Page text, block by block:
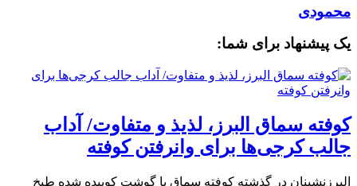
محمودی
یک پیشنهاد برای شما:
کوفته سماق البرز، لذیذ و متفاوت/ آداب
جالب کرجی‌ها برای وانرفتن کوفته
البرزنشینان در گذشته کوفته سماق با گوشت کوبیده شده طبخ